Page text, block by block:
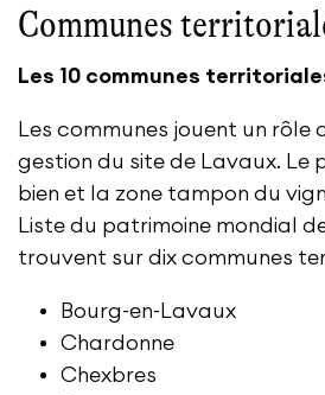
Communes
Les 10 communes
Les communes jouent un rôle
gestion du site de Lavaux. Le
bien et la zone tampon du
Liste du patrimoine mondial
trouvent sur dix communes
Bourg-en-Lavaux
Chardonne
Chexbres